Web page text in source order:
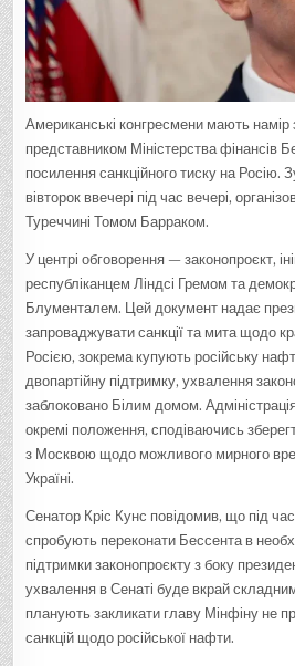
Американські конгресмени мають намір
представником Міністерства фінансів
посилення санкційного тиску на Росію.
вівторок ввечері під час вечері,
Туреччині Томом Барраком.
У центрі обговорення — законопроєкт,
республіканцем Ліндсі Гремом та
Блументалем. Цей документ надає
запроваджувати санкції та мита щодо
Росією, зокрема купують російську
двопартійну підтримку, ухвалення
заблоковано Білим домом.
окремі положення, сподіваючись
з Москвою щодо можливого мирного
Україні.
Сенатор Кріс Кунс повідомив, що під час
спробують переконати Бессента в
підтримки законопроєкту з боку
ухвалення в Сенаті буде вкрай
планують закликати главу Мінфіну не
санкцій щодо російської нафти.